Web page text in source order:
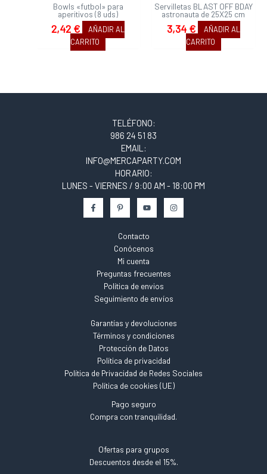
Bowls «futbol» para
aperitivos (8 uds)
2,42 €
AÑADIR AL
CARRITO
Servilletas BLAST OFF BDAY
astronauta de 25X25 cm
3,34 €
AÑADIR AL
CARRITO
TELÉFONO:
986 24 51 83
EMAIL:
INFO@MERCAPARTY.COM
HORARIO:
LUNES - VIERNES / 9:00 AM - 18:00 PM
Contacto
Conócenos
Mi cuenta
Preguntas frecuentes
Política de envios
Seguimiento de envíos
Garantías y devoluciones
Términos y condiciones
Protección de Datos
Política de privacidad
Política de Privacidad de Redes Sociales
Política de cookies (UE)
Pago seguro
Compra con tranquilidad.
Ofertas para grupos
Descuentos desde el 15%.